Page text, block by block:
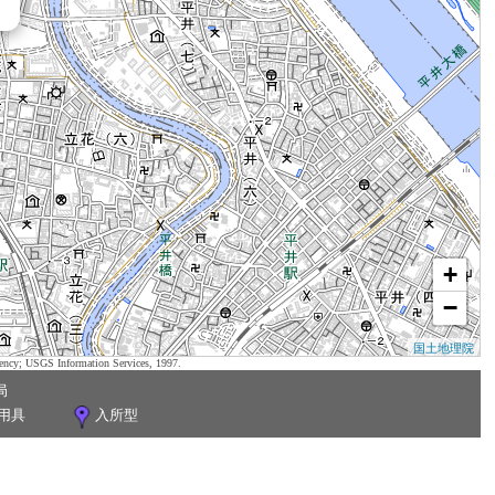
+
−
国土地理院
USGS Information Services, 1997.
具
入所型